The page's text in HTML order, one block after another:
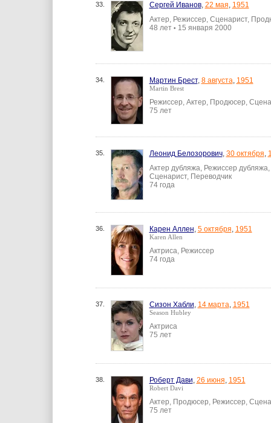
33. Сергей Иванов, 22 мая, 1951
Актер, Режиссер, Сценарист,
48 лет • 15 января 2000
34. Мартин Брест, 8 августа, 1951
Martin Brest
Режиссер, Актер, Продюсер,
75 лет
35. Леонид Белозорович, 30 октября,
Актер дубляжа, Режиссер
Сценарист, Переводчик
74 года
36. Карен Аллен, 5 октября, 1951
Karen Allen
Актриса, Режиссер
74 года
37. Сизон Хабли, 14 марта, 1951
Season Hubley
Актриса
75 лет
38. Роберт Дави, 26 июня, 1951
Robert Davi
Актер, Продюсер, Режиссер,
75 лет